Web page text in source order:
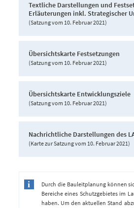
Textliche Darstellungen und
Erläuterungen inkl. Strategischer
(Satzung vom 10. Februar 2021)
Übersichtskarte Festsetzungen
(Satzung vom 10. Februar 2021)
Übersichtskarte Entwicklungsziele
(Satzung vom 10. Februar 2021)
Nachrichtliche Darstellungen des
(Karte zur Satzung vom 10. Februar 2021)
Durch die Bauleitplanung können
Bereiche eines Schutzgebietes im
haben. Um den aktuellen Stand